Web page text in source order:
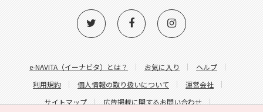
e-NAVITA（イーナビタ）とは？ お気に入り
ヘルプ
利用規約
個人情報の取り扱いについて
運営会社
サイトマップ
広告掲載に関するお問い合わせ